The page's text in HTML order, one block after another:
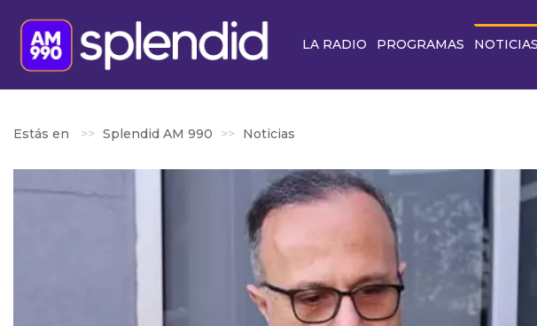
LA RADIO PROGRAMAS NOTICIAS
Estás en Splendid AM 990 Noticias